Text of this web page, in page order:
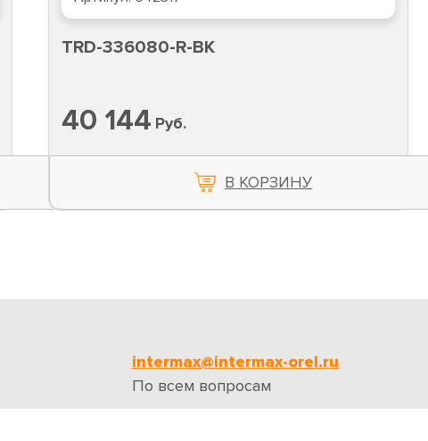
TRD-336080-R-BK
40 144 Руб.
В КОРЗИНУ
intermax@intermax-orel.ru
По всем вопросам